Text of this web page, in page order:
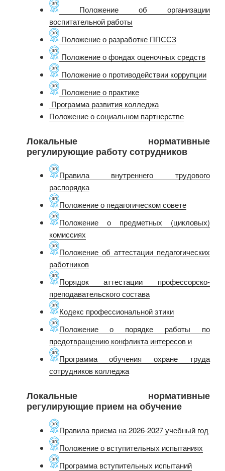
Положение об организации
воспитательной работы
Положение о разработке ППССЗ
Положение о фондах оценочных средств
Положение о противодействии коррупции
Положение о практике
Программа развития колледжа
Положение о социальном партнерстве
Локальные нормативные
регулирующие работу сотрудников
Правила внутреннего трудового
распорядка
Положение о педагогическом совете
Положение о предметных (цикловых)
комиссиях
Положение об аттестации педагогических
работников
Порядок аттестации профессорско-
преподавательского состава
Кодекс профессиональной этики
Положение о порядке работы по
предотвращению конфликта интересов и
Программа обучения охране труда
сотрудников колледжа
Локальные нормативные
регулирующие прием на обучение
Правила приема на 2026-2027 учебный год
Положение о вступительных испытаниях
Программа вступительных испытаний